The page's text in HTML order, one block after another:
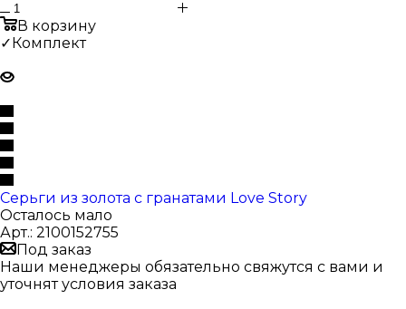
В корзину
✓Комплект
Серьги из золота с гранатами Love Story
Осталось мало
Арт.: 2100152755
Под заказ
Наши менеджеры обязательно свяжутся с вами и
уточнят условия заказа